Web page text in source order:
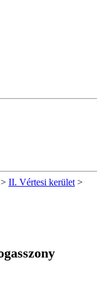
> II. Vértesi kerület >